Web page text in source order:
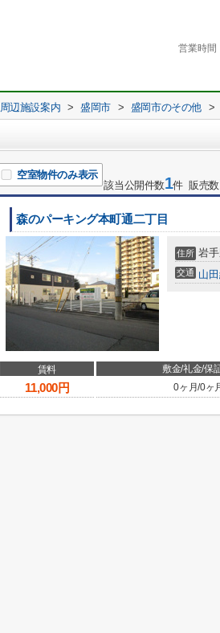
営業時間
周辺施設案内 > 盛岡市 > 盛岡市のその他 >
空室物件のみ表示
該当公開件数1件 販売数
森のパーキング本町通二丁目
住所 岩
交通 山
賃料 敷金/礼金/保
11,000円 0ヶ月/0ヶ